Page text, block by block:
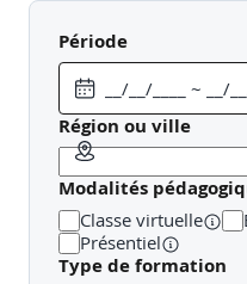
Gérer la complexité d’un
de cas en bâtiment collectif
Optimisation d’un projet
leviers techniques pour
Paramétrages
RE2020 exploitable pour
Restitution – Cas final par
Période
Région ou ville
Modalités
Classe virtuelle
Présentiel
Type de formation